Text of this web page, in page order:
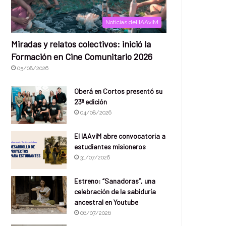
Noticias del IAAviM
Miradas y relatos colectivos: inició la
Formación en Cine Comunitario 2026
05/08/2026
Oberá en Cortos presentó su
23ª edición
04/08/2026
El IAAviM abre convocatoria a
estudiantes misioneros
31/07/2026
Estreno: “Sanadoras”, una
celebración de la sabiduría
ancestral en Youtube
06/07/2026